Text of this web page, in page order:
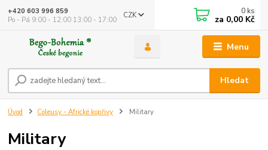
Menu
CZK
Hledat
+420 603 996 859
Po - Pá 9:00 - 12:00 13:00 - 17:00
0 ks
za 0,00 Kč
Úvod Coleusy - Africké kopřivy Military
Military